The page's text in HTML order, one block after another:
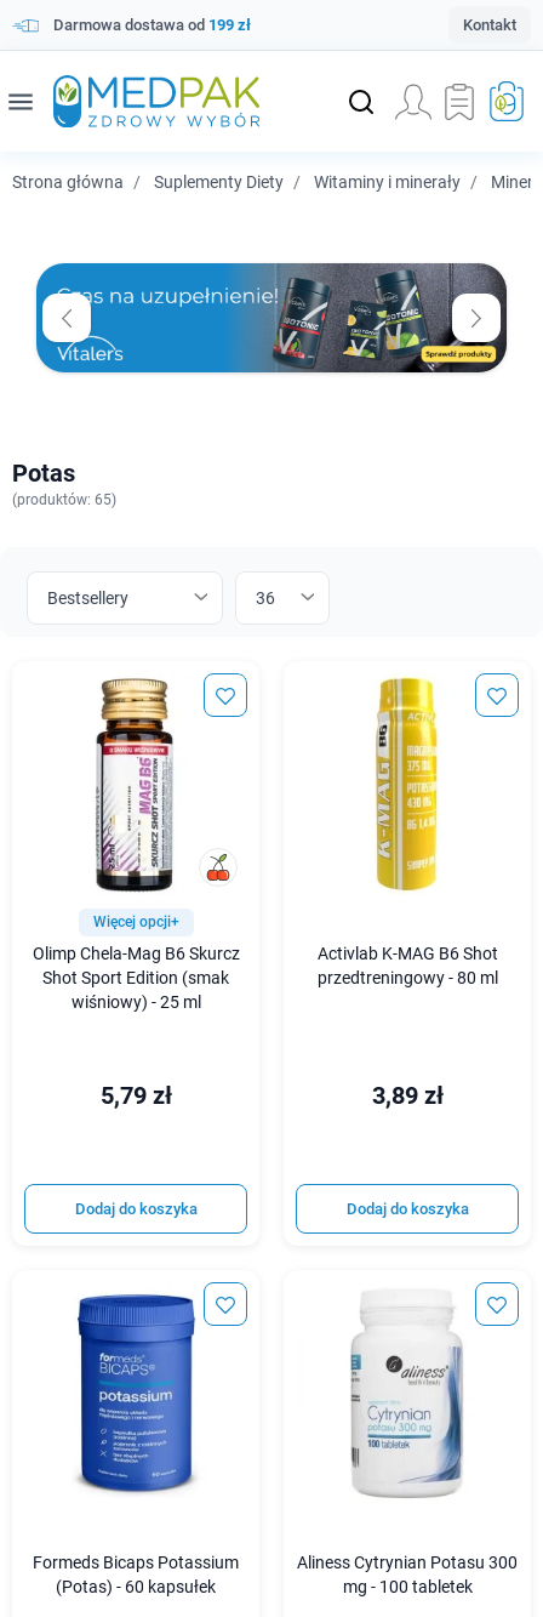
Darmowa dostawa od 199 zł Kontakt
menu
Strona główna Suplementy Diety Witaminy i minerały
Potas
(produktów: 65)
Więcej opcji+
Olimp Chela-Mag B6 Skurcz
Shot Sport Edition (smak
wiśniowy) - 25 ml
5,79 zł
Dodaj do koszyka
Activlab K-MAG B6 Shot
przedtreningowy - 80 ml
3,89 zł
Dodaj do koszyka
Formeds Bicaps Potassium
(Potas) - 60 kapsułek
Aliness Cytrynian Potasu 300
mg - 100 tabletek